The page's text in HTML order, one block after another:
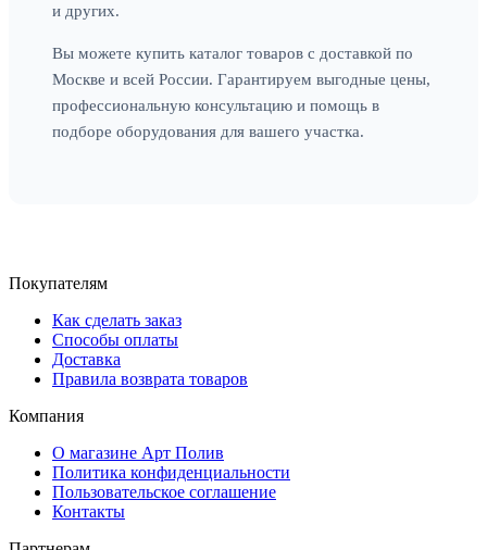
и других.
Вы можете купить каталог товаров с доставкой по
Москве и всей России. Гарантируем выгодные цены,
профессиональную консультацию и помощь в
подборе оборудования для вашего участка.
Покупателям
Как сделать заказ
Способы оплаты
Доставка
Правила возврата товаров
Компания
О магазине Арт Полив
Политика конфиденциальности
Пользовательское соглашение
Контакты